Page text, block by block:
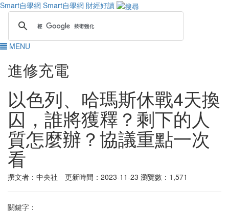
Smart自學網 Smart自學網 財經好讀
MENU
進修充電
以色列、哈瑪斯休戰4天換
囚，誰將獲釋？剩下的人
質怎麼辦？協議重點一次
看
撰文者：中央社 更新時間：2023-11-23 瀏覽數：1,571
關鍵字：